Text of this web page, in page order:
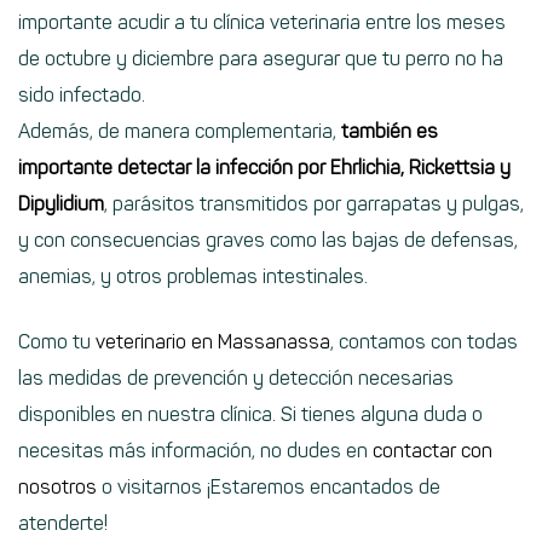
importante acudir a tu clínica veterinaria entre los meses
de octubre y diciembre para asegurar que tu perro no ha
sido infectado.
Además, de manera complementaria, también es
importante detectar la infección por Ehrlichia, Rickettsia y
Dipylidium, parásitos transmitidos por garrapatas y pulgas,
y con consecuencias graves como las bajas de defensas,
anemias, y otros problemas intestinales.
Como tu veterinario en Massanassa, contamos con todas
las medidas de prevención y detección necesarias
disponibles en nuestra clínica. Si tienes alguna duda o
necesitas más información, no dudes en contactar con
nosotros o visitarnos ¡Estaremos encantados de
atenderte!